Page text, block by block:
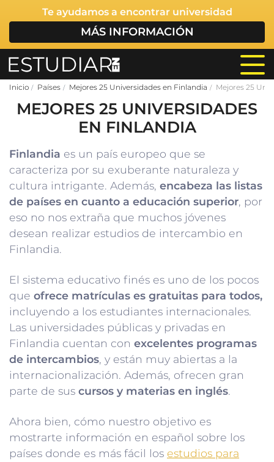
Te ayudamos a encontrar universidad
MÁS INFORMACIÓN
Inicio Países Mejores 25 Universidades en Finlandia Mejores 25
MEJORES 25 UNIVERSIDADES
EN FINLANDIA
Finlandia es un país europeo que se
caracteriza por su exuberante naturaleza y
cultura intrigante. Además, encabeza las listas
de países en cuanto a educación superior, por
eso no nos extraña que muchos jóvenes
desean realizar estudios de intercambio en
Finlandia.
El sistema educativo finés es uno de los pocos
que ofrece matrículas es gratuitas para todos,
incluyendo a los estudiantes internacionales.
Las universidades públicas y privadas en
Finlandia cuentan con excelentes programas
de intercambios, y están muy abiertas a la
internacionalización. Además, ofrecen gran
parte de sus cursos y materias en inglés.
Ahora bien, cómo nuestro objetivo es
mostrarte información en español sobre los
países donde es más fácil los estudios para